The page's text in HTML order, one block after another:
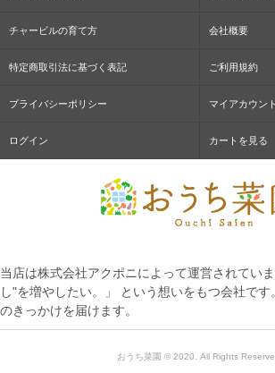
チャービルの育て方 会社概要
特定商取引法に基づく表記 ご利用規約
プライバシーポリシー マイアカウント
ログイン カートを見る
当店は株式会社アクポニによって運営されてい
し"を増やしたい。」 という想いをもつ会社で
のきっかけを届けます。
おうち菜園 © 2020. All Rights